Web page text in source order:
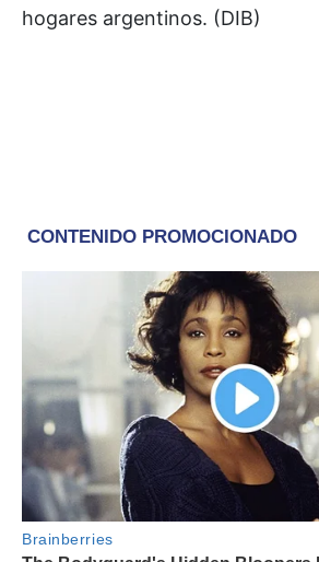
hogares argentinos. (DIB)